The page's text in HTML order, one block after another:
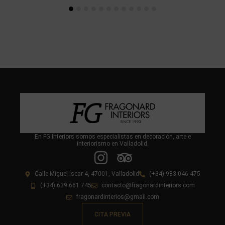
En FG Interiors somos especialistas en decoración, arte e
interiorismo en Valladolid.
Calle Miguel Íscar 4, 47001, Valladolid
(+34) 983 046 475
(+34) 639 661 745
contacto@fragonardinteriors.com
fragonardinterios@gmail.com
CITA PREVIA